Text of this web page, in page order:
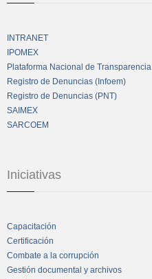
INTRANET
IPOMEX
Plataforma Nacional de Transparencia
Registro de Denuncias (Infoem)
Registro de Denuncias (PNT)
SAIMEX
SARCOEM
Iniciativas
Capacitación
Certificación
Combate a la corrupción
Gestión documental y archivos